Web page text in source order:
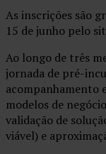
As inscrições são
15 de junho pelo
Ao longo de três
jornada de pré-
acompanhamento
modelos de
validação de
viável) e